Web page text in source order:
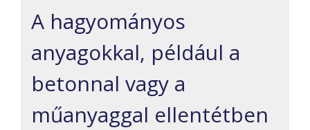
A hagyományos
anyagokkal, például a
betonnal vagy a
műanyaggal ellentétben